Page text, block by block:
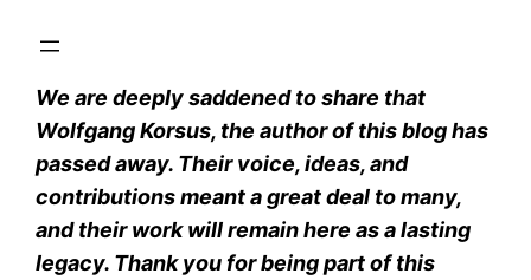
We are deeply saddened to share that
Wolfgang Korsus, the author of this blog has
passed away. Their voice, ideas, and
contributions meant a great deal to many,
and their work will remain here as a lasting
legacy. Thank you for being part of this